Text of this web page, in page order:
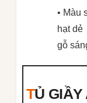
• Màu
hạt dẻ
gỗ
TỦ